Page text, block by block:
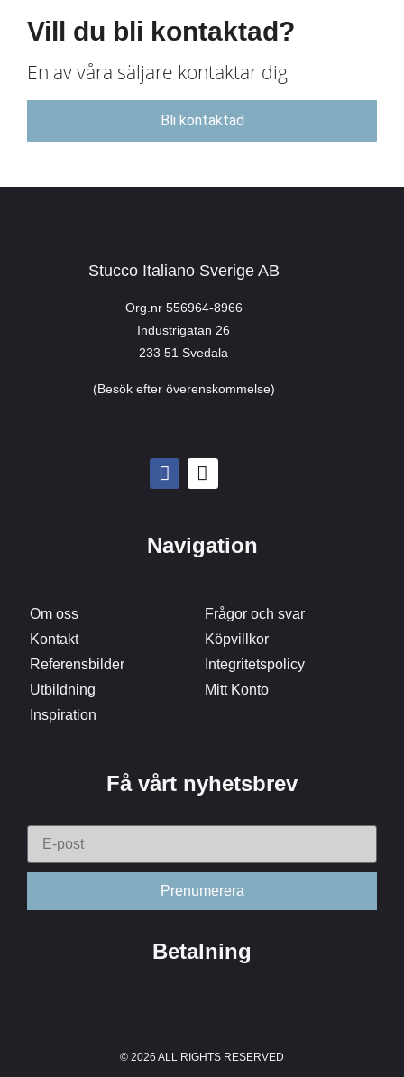
Vill du bli kontaktad?
En av våra säljare kontaktar dig
Bli kontaktad
Stucco Italiano Sverige AB
Org.nr 556964-8966
Industrigatan 26
233 51 Svedala
(Besök efter överenskommelse)
Navigation
Om oss
Kontakt
Referensbilder
Utbildning
Inspiration
Frågor och svar
Köpvillkor
Integritetspolicy
Mitt Konto
Få vårt nyhetsbrev
Betalning
© 2026 ALL RIGHTS RESERVED​